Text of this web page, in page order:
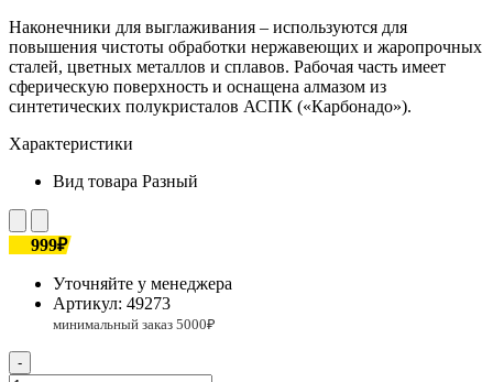
Наконечники для выглаживания – используются для
повышения чистоты обработки нержавеющих и жаропрочных
сталей, цветных металлов и сплавов. Рабочая часть имеет
сферическую поверхность и оснащена алмазом из
синтетических полукристалов АСПК («Карбонадо»).
Характеристики
Вид товара Разный
999₽
Уточняйте у менеджера
Артикул: 49273
-